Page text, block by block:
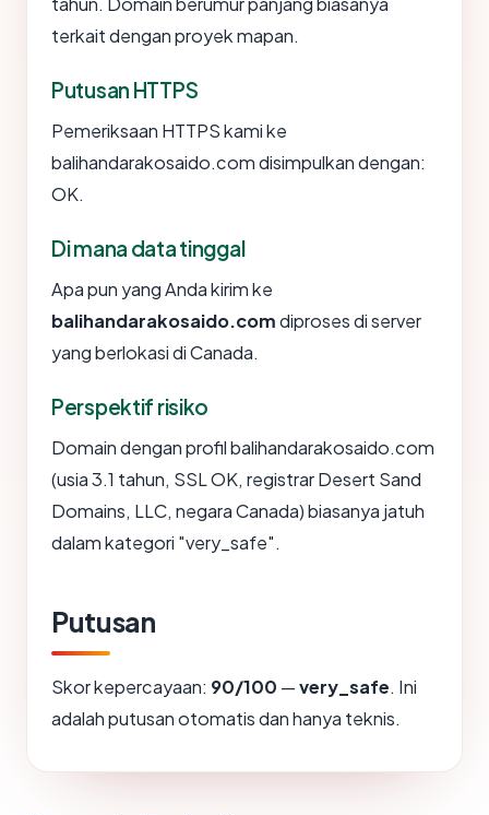
terkait dengan proyek mapan.
Putusan HTTPS
Pemeriksaan HTTPS kami ke
balihandarakosaido.com disimpulkan dengan:
OK.
Di mana data tinggal
Apa pun yang Anda kirim ke
balihandarakosaido.comdiproses di server
yang berlokasi di Canada.
Perspektif risiko
Domain dengan profil balihandarakosaido.com
(usia 3.1 tahun, SSL OK, registrar Desert Sand
Domains, LLC, negara Canada) biasanya jatuh
dalam kategori "very_safe".
Putusan
Skor kepercayaan: 90/100 —very_safe. Ini
adalah putusan otomatis dan hanya teknis.